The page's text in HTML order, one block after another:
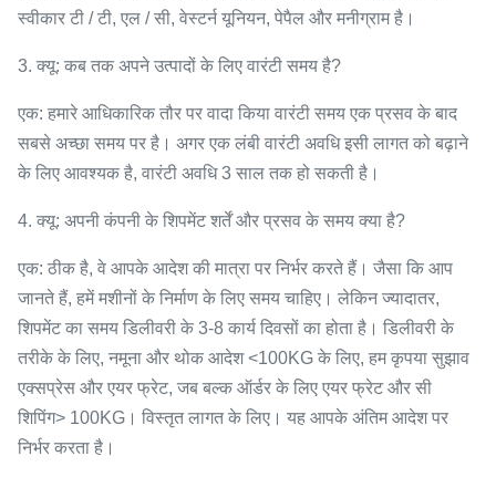
स्वीकार टी / टी, एल / सी, वेस्टर्न यूनियन, पेपैल और मनीग्राम है।
3. क्यू: कब तक अपने उत्पादों के लिए वारंटी समय है?
एक: हमारे आधिकारिक तौर पर वादा किया वारंटी समय एक प्रसव के बाद
सबसे अच्छा समय पर है। अगर एक लंबी वारंटी अवधि इसी लागत को बढ़ाने
के लिए आवश्यक है, वारंटी अवधि 3 साल तक हो सकती है।
4. क्यू: अपनी कंपनी के शिपमेंट शर्तें और प्रसव के समय क्या है?
एक: ठीक है, वे आपके आदेश की मात्रा पर निर्भर करते हैं। जैसा कि आप
जानते हैं, हमें मशीनों के निर्माण के लिए समय चाहिए। लेकिन ज्यादातर,
शिपमेंट का समय डिलीवरी के 3-8 कार्य दिवसों का होता है। डिलीवरी के
तरीके के लिए, नमूना और थोक आदेश <100KG के लिए, हम कृपया सुझाव
एक्सप्रेस और एयर फ्रेट, जब बल्क ऑर्डर के लिए एयर फ्रेट और सी
शिपिंग> 100KG। विस्तृत लागत के लिए। यह आपके अंतिम आदेश पर
निर्भर करता है।